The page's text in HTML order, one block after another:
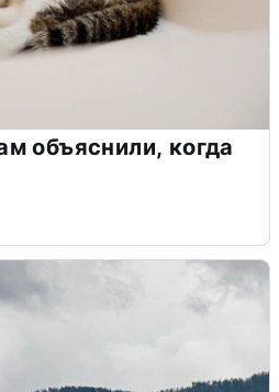
объяснили, когда